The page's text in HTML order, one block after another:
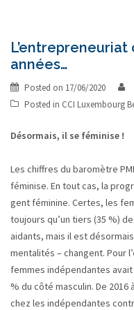
années…
Posted on 17/06/2020
Posted in CCI Luxembourg
Désormais, il se féminise !
Les chiffres du baromètre
féminise. En tout cas, la
gent féminine. Certes, les
toujours qu’un tiers (35 %)
aidants, mais il est
mentalités – changent. Pour
femmes indépendantes
% du côté masculin. De
chez les indépendantes